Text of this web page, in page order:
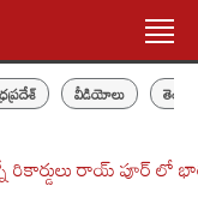
వీడియోలు
రికార్డులు రాయ్ పూర్ లో